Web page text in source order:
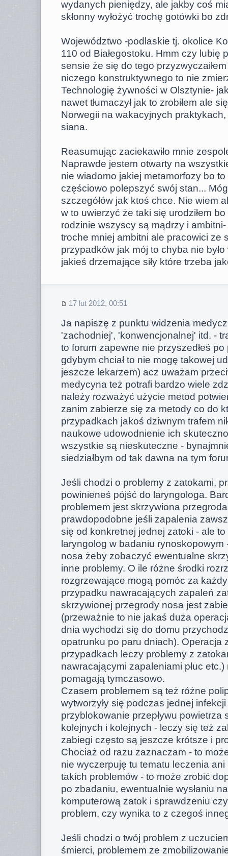
wydanych pieniędzy, ale jakby coś
skłonny wyłożyć trochę gotówki bo
Województwo -podlaskie tj. okolice
110 od Białegostoku. Hmm czy lubię
sensie że się do tego
niczego konstruktywnego to nie
Technologię żywności w Olsztynie-
nawet tłumaczył jak to zrobiłem ale
Norwegii na wakacyjnych praktykach,
siana.
Reasumując zaciekawiło mnie
Naprawde jestem otwarty na
nie wiadomo jakiej metamorfozy bo
częściowo polepszyć swój stan...
szczegółów jak ktoś chce. Nie wiem
w to uwierzyć że taki się urodziłem
rodzinie wszyscy są mądrzy i
troche mniej ambitni ale pracowici ze
przypadków jak mój to chyba nie
jakieś drzemające siły które trzeba
17 lut 2012, 00:51
Ja napiszę z punktu widzenia
'zachodniej', 'konwencjonalnej' itd. -
to forum zapewne nie przyszedłeś
gdybym chciał to nie mogę takowej
jeszcze lekarzem) acz uważam
medycyna też potrafi bardzo wiele
należy rozważyć użycie metod
zanim zabierze się za metody co do
przypadkach jakoś dziwnym trafem
naukowe udowodnienie ich
wszystkie są nieskuteczne -
siedziałbym od tak dawna na tym
Jeśli chodzi o problemy z zatokami,
powinieneś pójść do laryngologa.
problemem jest skrzywiona
prawdopodobne jeśli zapalenia
się od konkretnej jednej zatoki - ale
laryngolog w badaniu rynoskopowym
nosa żeby zobaczyć ewentualne
inne problemy. O ile różne środki
rozgrzewające mogą pomóc za
przypadku nawracających zapaleń
skrzywionej przegrody nosa jest
(przeważnie to nie jakaś duża
dnia wychodzi się do domu
opatrunku po paru dniach). Operacja
przypadkach leczy problemy z
nawracającymi zapaleniami płuc
pomagają tymczasowo.
Czasem problemem są też różne
wytworzyły się podczas jednej
przyblokowanie przepływu powietrza
kolejnych i kolejnych - leczy się też
zabiegi często są jeszcze krótsze i
Chociaż od razu zaznaczam - to
nie wyczerpuję tu tematu leczenia ani
takich problemów - to może zrobić
po zbadaniu, ewentualnie wysłaniu
komputerową zatok i sprawdzeniu
problem, czy wynika to z czegoś
Jeśli chodzi o twój problem z
śmierci, problemem ze